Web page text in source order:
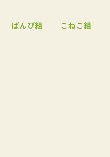
ばんび組 こねこ組